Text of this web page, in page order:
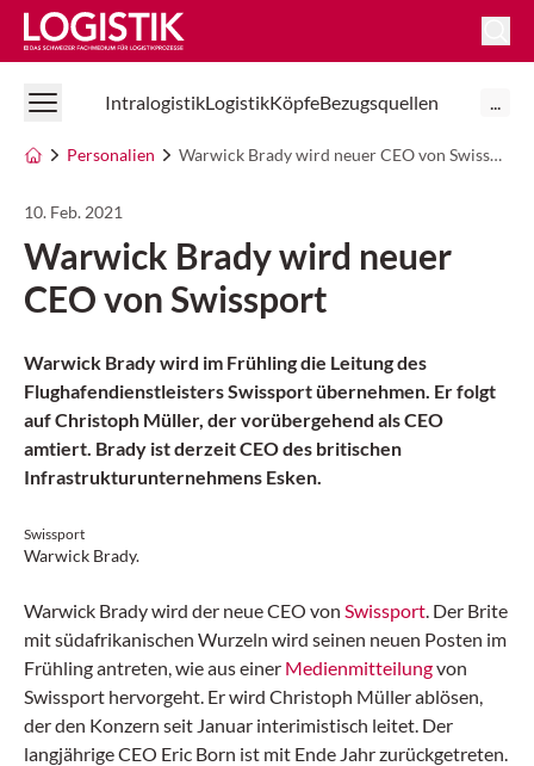
Logistik Online
IntralogistikLogistikKöpfeBezugsquellen ...
Personalien Warwick Brady wird neuer CEO von Swissport
10. Feb. 2021
Warwick Brady wird neuer
CEO von Swissport
Warwick Brady wird im Frühling die Leitung des
Flughafendienstleisters Swissport übernehmen. Er folgt
auf Christoph Müller, der vorübergehend als CEO
amtiert. Brady ist derzeit CEO des britischen
Infrastrukturunternehmens Esken.
Swissport
Warwick Brady.
Warwick Brady wird der neue CEO von Swissport. Der Brite
mit südafrikanischen Wurzeln wird seinen neuen Posten im
Frühling antreten, wie aus einer Medienmitteilungvon
Swissport hervorgeht. Er wird Christoph Müller ablösen,
der den Konzern seit Januar interimistisch leitet. Der
langjährige CEO Eric Born ist mit Ende Jahr zurückgetreten.